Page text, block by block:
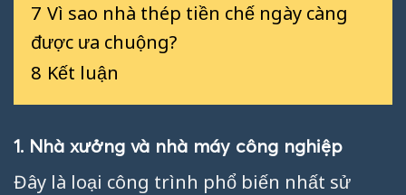
7 Vì sao nhà thép tiền chế ngày càng
được ưa chuộng?
8 Kết luận
1. Nhà xưởng và nhà máy công nghiệp
Đây là loại công trình phổ biến nhất sử